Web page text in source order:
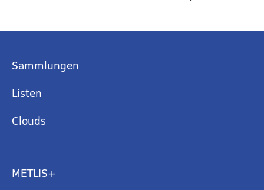
Sammlungen
Listen
Clouds
METLIS+